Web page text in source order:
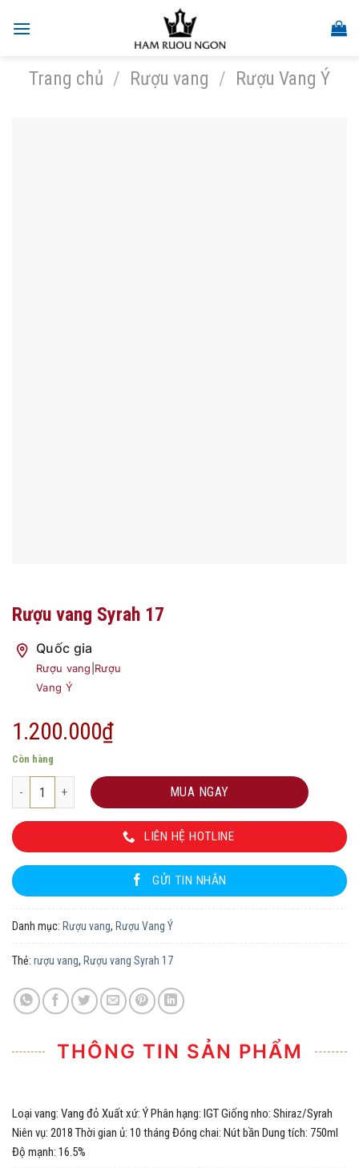
Trang chủ / Rượu vang / Rượu Vang Ý
Rượu vang Syrah 17
Quốc gia
Rượu vang Rượu
Vang Ý
1.200.000₫
Còn hàng
Rượu vang Syrah 17 số lượng MUA NGAY
LIÊN HỆ HOTLINE
GỬI TIN NHẮN
Danh mục: Rượu vang, Rượu Vang Ý
Thẻ: rượu vang, Rượu vang Syrah 17
THÔNG TIN SẢN PHẨM
Loại vang: Vang đỏ Xuất xứ: Ý Phân hạng: IGT Giống nho: Shiraz/Syrah
Niên vụ: 2018 Thời gian ủ: 10 tháng Đóng chai: Nút bần Dung tích: 750ml
Độ mạnh: 16.5%